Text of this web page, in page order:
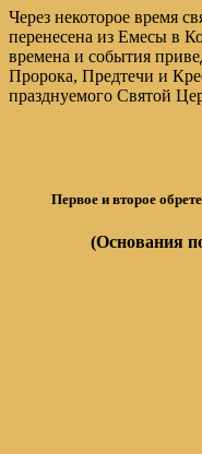
Через некоторое время
перенесена из Емесы в
времена и события
Пророка, Предтечи и
празднуемого Святой
Первое и второе
(Основания